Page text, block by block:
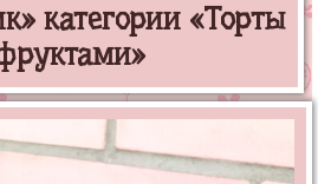
категории «Торты